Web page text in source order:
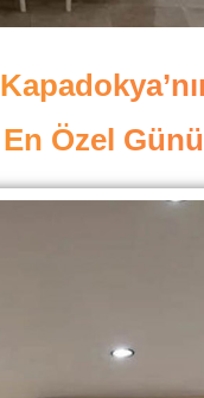
En Özel Günü